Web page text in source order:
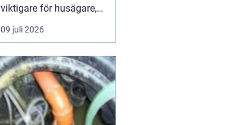
viktigare för husägare,
bostadsrättsföreningar
och fastighetsägare i
skyddar inte bara mot
regn, snö och blåst, utan
påve...
09 juli 2026